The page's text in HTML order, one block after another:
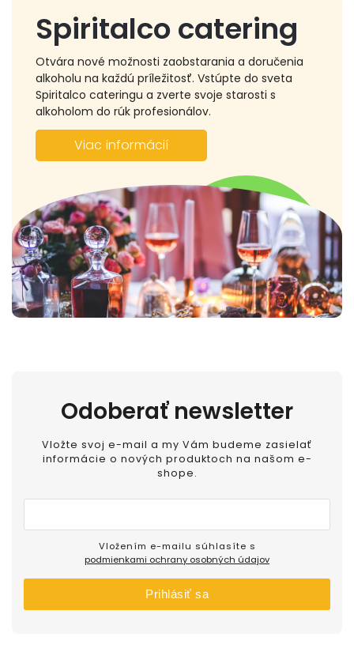
Spiritalco catering
Otvára nové možnosti zaobstarania a doručenia
alkoholu na každú príležitosť. Vstúpte do sveta
Spiritalco cateringu a zverte svoje starosti s
alkoholom do rúk profesionálov.
Viac informácií
Odoberať newsletter
Vložte svoj e-mail a my Vám budeme zasielať
informácie o nových produktoch na našom e-
shope.
podmienkami ochrany osobných údajov
Prihlásiť sa